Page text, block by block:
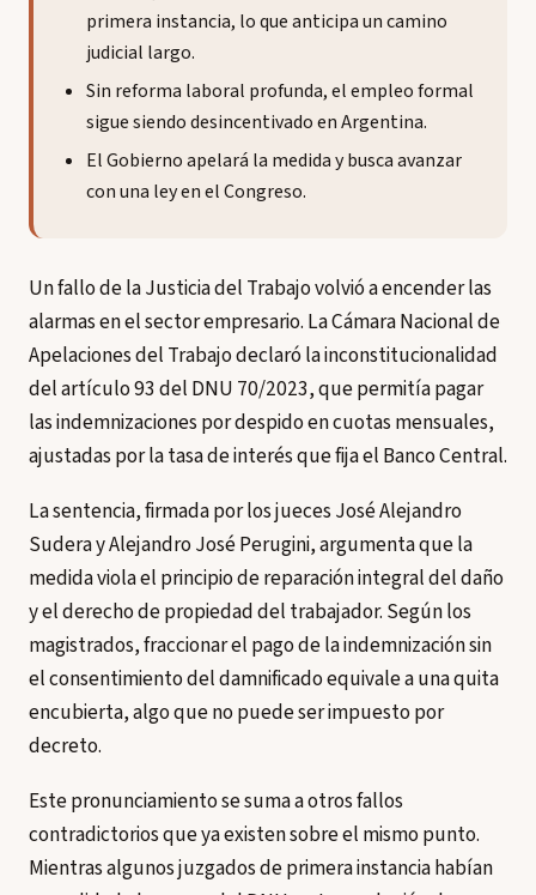
primera instancia, lo que anticipa un camino
judicial largo.
Sin reforma laboral profunda, el empleo formal
sigue siendo desincentivado en Argentina.
El Gobierno apelará la medida y busca avanzar
con una ley en el Congreso.
Un fallo de la Justicia del Trabajo volvió a encender las
alarmas en el sector empresario. La Cámara Nacional de
Apelaciones del Trabajo declaró la inconstitucionalidad
del artículo 93 del DNU 70/2023, que permitía pagar
las indemnizaciones por despido en cuotas mensuales,
ajustadas por la tasa de interés que fija el Banco Central.
La sentencia, firmada por los jueces José Alejandro
Sudera y Alejandro José Perugini, argumenta que la
medida viola el principio de reparación integral del daño
y el derecho de propiedad del trabajador. Según los
magistrados, fraccionar el pago de la indemnización sin
el consentimiento del damnificado equivale a una quita
encubierta, algo que no puede ser impuesto por
decreto.
Este pronunciamiento se suma a otros fallos
contradictorios que ya existen sobre el mismo punto.
Mientras algunos juzgados de primera instancia habían